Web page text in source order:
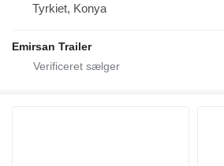
Tyrkiet, Konya
Emirsan Trailer